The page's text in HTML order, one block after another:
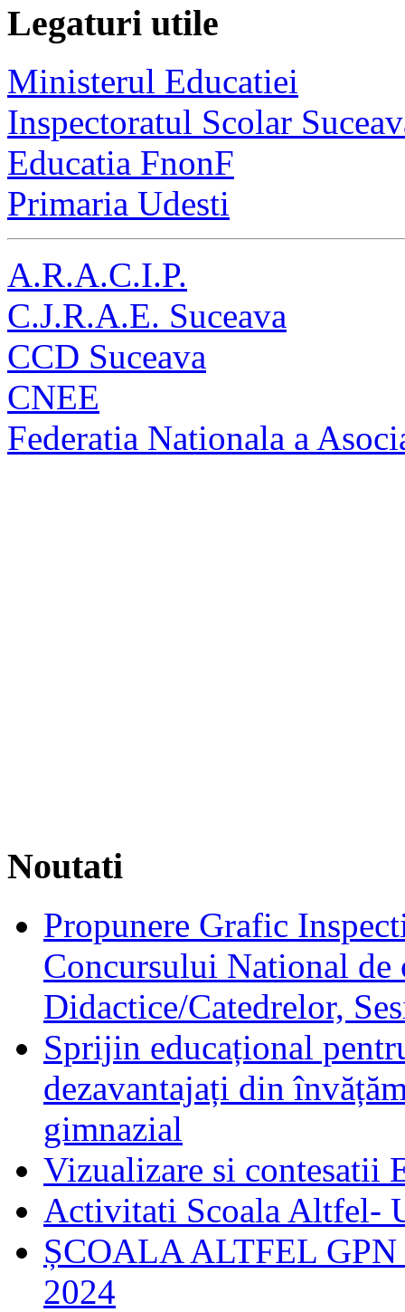
Legaturi utile
Ministerul Educatiei
Inspectoratul Scolar
Educatia FnonF
Primaria Udesti
A.R.A.C.I.P.
C.J.R.A.E. Suceava
CCD Suceava
CNEE
Federatia Nationala a
Noutati
Propunere Grafic
Concursului National de
Didactice/Catedrelor,
Sprijin educațional
dezavantajați din
gimnazial
Vizualizare si contesatii
Activitati Scoala Altfel-
ȘCOALA ALTFEL
2024